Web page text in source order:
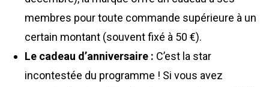
membres pour toute commande supérieure à un
certain montant (souvent fixé à 50 €).
Le cadeau d’anniversaire : C’est la star
incontestée du programme ! Si vous avez